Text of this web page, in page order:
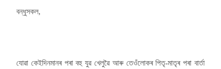
বন্ধুসকল,
যোৱা কেইদিনমানৰ পৰা বহু যুৱ খেলুৱৈ আৰু তেওঁলোকৰ পিতৃ-মাতৃৰ পৰা বাৰ্তা